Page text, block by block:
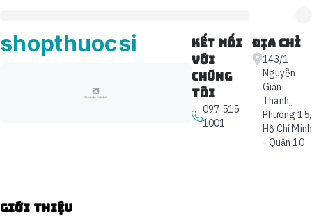
shopthuocsi
Kết nối
với
chúng
tôi
097 515
1001
Địa chỉ
143/1
Nguyễn
Giản
Thanh,,
Phường 15,
Hồ Chí Minh
- Quận 10
Giới thiệu